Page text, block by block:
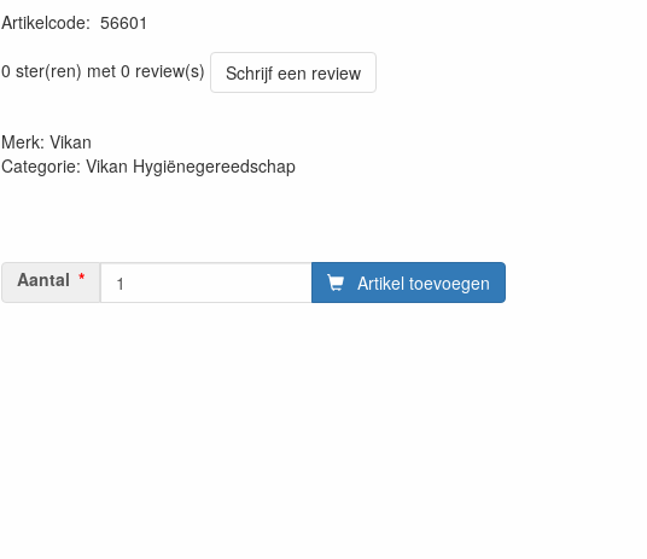
Artikelcode: 56601
0 ster(ren) met 0 review(s)
Schrijf een review
Merk: Vikan
Categorie: Vikan Hygiënegereedschap
Aantal Artikel toevoegen